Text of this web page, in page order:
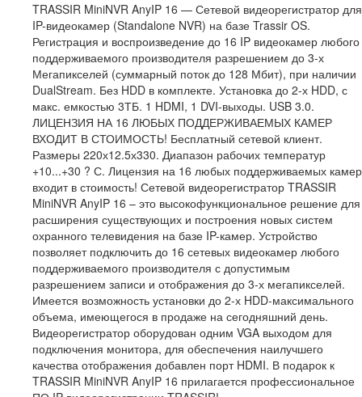
TRASSIR MiniNVR AnyIP 16 — Сетевой видеорегистратор для
IP-видеокамер (Standalone NVR) на базе Trassir OS.
Регистрация и воспроизведение до 16 IP видеокамер любого
поддерживаемого производителя разрешением до 3-х
Мегапикселей (суммарный поток до 128 Мбит), при наличии
DualStream. Без HDD в комплекте. Установка до 2-х HDD, с
макс. емкостью 3ТБ. 1 HDMI, 1 DVI-выходы. USB 3.0.
ЛИЦЕНЗИЯ НА 16 ЛЮБЫХ ПОДДЕРЖИВАЕМЫХ КАМЕР
ВХОДИТ В СТОИМОСТЬ! Бесплатный сетевой клиент.
Размеры 220х12.5х330. Диапазон рабочих температур
+10...+30 ? С. Лицензия на 16 любых поддерживаемых камер
входит в стоимость! Сетевой видеорегистратор TRASSIR
MiniNVR AnyIP 16 – это высокофункциональное решение для
расширения существующих и построения новых систем
охранного телевидения на базе IP-камер. Устройство
позволяет подключить до 16 сетевых видеокамер любого
поддерживаемого производителя с допустимым
разрешением записи и отображения до 3-х мегапикселей.
Имеется возможность установки до 2-х HDD-максимального
объема, имеющегося в продаже на сегодняшний день.
Видеорегистратор оборудован одним VGA выходом для
подключения монитора, для обеспечения наилучшего
качества отображения добавлен порт HDMI. В подарок к
TRASSIR MiniNVR AnyIP 16 прилагается профессиональное